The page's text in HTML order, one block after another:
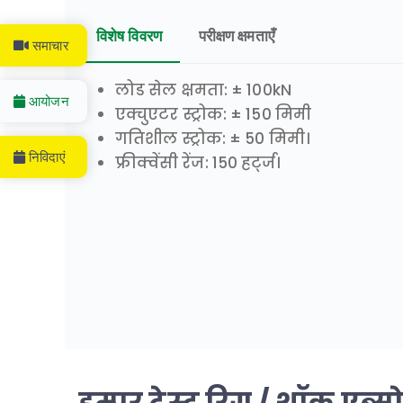
विशेष विवरण परीक्षण क्षमताएँ
लोड सेल क्षमता: ± 100kN
एक्चुएटर स्ट्रोक: ± 150 मिमी
गतिशील स्ट्रोक: ± 50 मिमी।
फ्रीक्वेंसी रेंज: 150 हर्ट्ज।
समाचार
आयोजन
निविदाएं